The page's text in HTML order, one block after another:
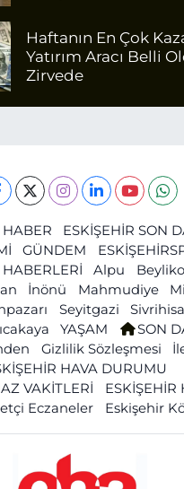
Haftanın En Çok
Yatırım Aracı Belli
Zirvede
HABER
ESKİŞEHİR SON
GÜNDEM
HABERLERİ
Alpu
İnönü Mahmudiye
Seyitgazi
YAŞAM
SON
Gizlilik Sözleşmesi
HAVA DURUMU
VAKİTLERİ
ESKİŞEHİR
Eczaneler
Eskişehir